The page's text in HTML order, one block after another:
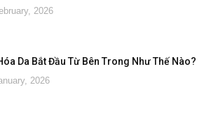
2026
Da Bắt Đầu Từ Bên Trong Như Thế Nào?
2026